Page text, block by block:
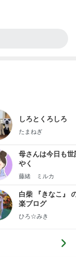
しろとくろしろ
たまねぎ
母さんは今日も世
やく
藤緒 ミルカ
白柴 『きなこ』
楽ブログ
ひろ☆みき